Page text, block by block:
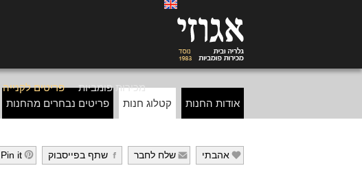
מכירות פומביות פריטים לקנייה
אודות החנות
קטלוג חנות פריטים נבחרים מהחנות
e אהבתי f שלח לחבר g שתף בפייסבוק h
Pin it